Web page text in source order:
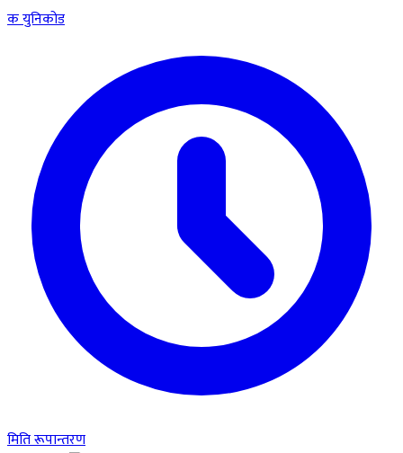
कयुनिकोड
मिति रूपान्तरण